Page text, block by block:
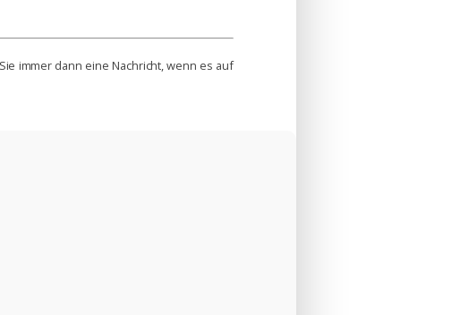
immer dann eine Nachricht, wenn es auf